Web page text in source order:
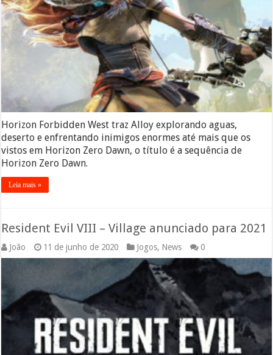
Horizon Forbidden West traz Alloy explorando aguas,
deserto e enfrentando inimigos enormes até mais que os
vistos em Horizon Zero Dawn, o título é a sequência de
Horizon Zero Dawn.
Leia mais »
Resident Evil VIII – Village anunciado para 2021
João 11 de junho de 2020 Jogos, News 0